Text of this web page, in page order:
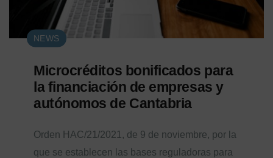
NEWS
Microcréditos bonificados para
la financiación de empresas y
autónomos de Cantabria
Orden HAC/21/2021, de 9 de noviembre, por la
que se establecen las bases reguladoras para